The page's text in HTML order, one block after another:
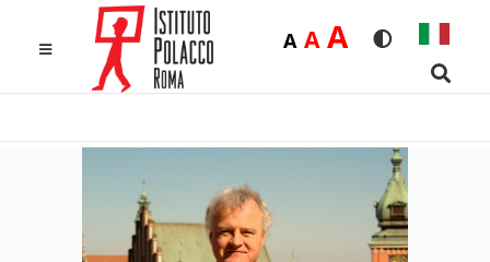
Rozmiar
ADomyślna
AŚrednia
ADużaWersja